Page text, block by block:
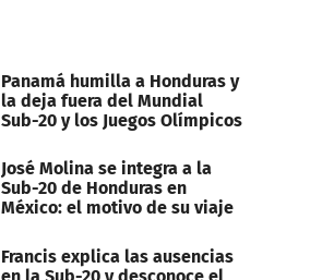
Panamá humilla a Honduras y
la deja fuera del Mundial
Sub-20 y los Juegos Olímpicos
José Molina se integra a la
Sub-20 de Honduras en
México: el motivo de su viaje
Francis explica las ausencias